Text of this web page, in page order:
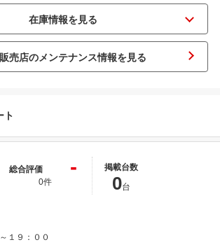
売店のメンテナンス情報を見る
ト
総合評価 -
0件
掲載台数
0台
１９：００